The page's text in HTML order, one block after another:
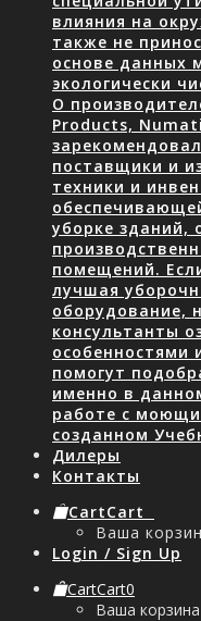
влияния на
также не
основе данных
экологически
О
Products,
поставщики и
техники и
уборке зданий,
помещений.
лучшая
оборудование,
консультанты
особенностями
помогут
именно в
работе с
созданном
Дилеры
Контакты
CartCart
Ваша
Login / Sign Up
CartCart0
Ваша корзина